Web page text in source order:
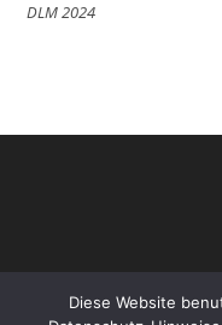
DLM 2024
Diese Website